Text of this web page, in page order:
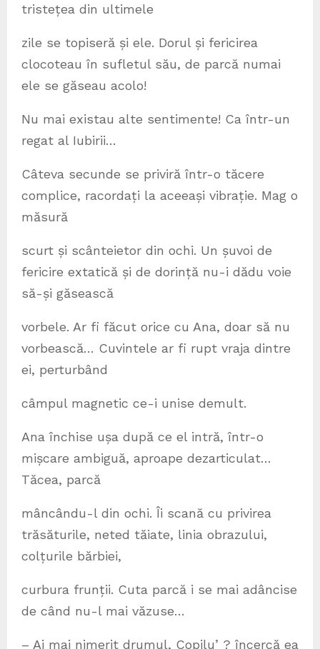
tristețea din ultimele
zile se topiseră și ele. Dorul și fericirea
clocoteau în sufletul său, de parcă numai
ele se găseau acolo!
Nu mai existau alte sentimente! Ca într-un
regat al Iubirii…
Câteva secunde se priviră într-o tăcere
complice, racordați la aceeași vibrație. Mag o
măsură
scurt și scânteietor din ochi. Un șuvoi de
fericire extatică și de dorință nu-i dădu voie
să-și găsească
vorbele. Ar fi făcut orice cu Ana, doar să nu
vorbească… Cuvintele ar fi rupt vraja dintre
ei, perturbând
câmpul magnetic ce-i unise demult.
Ana închise ușa după ce el intră, într-o
mișcare ambiguă, aproape dezarticulat…
Tăcea, parcă
mâncându-l din ochi. Îi scană cu privirea
trăsăturile, neted tăiate, linia obrazului,
colțurile bărbiei,
curbura frunții. Cuta parcă i se mai adâncise
de când nu-l mai văzuse…
– Ai mai nimerit drumul, Copilu’ ? încercă ea